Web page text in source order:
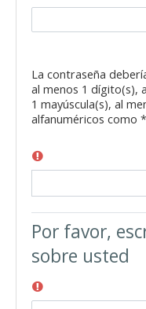
La contraseña
al menos 1 dígito(s),
1 mayúscula(s), al
alfanuméricos como
Por favor,
sobre usted